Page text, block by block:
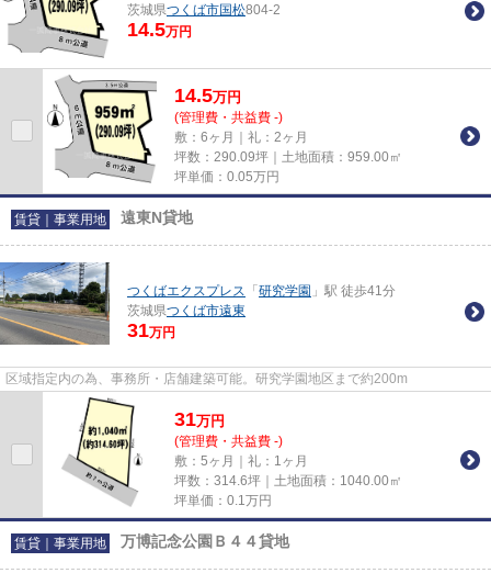
茨城県つくば市国松804-2
14.5万円
14.5万円
(管理費・共益費 -)
敷：6ヶ月｜礼：2ヶ月
坪数：290.09坪｜土地面積：959.00㎡
坪単価： 0.05万円
賃貸｜事業用地 遠東N貸地
つくばエクスプレス 「 研究学園 」駅 徒歩41分
茨城県つくば市遠東
31万円
区域指定内の為、事務所・店舗建築可能。研究学園地区まで約200m
31万円
(管理費・共益費 -)
敷：5ヶ月｜礼：1ヶ月
坪数：314.6坪｜土地面積：1040.00㎡
坪単価： 0.1万円
賃貸｜事業用地 万博記念公園Ｂ４４貸地